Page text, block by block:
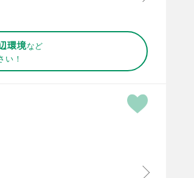
環境など
い！